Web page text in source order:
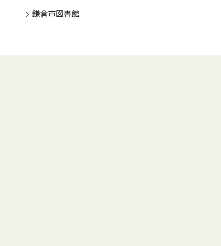
鎌倉市図書館